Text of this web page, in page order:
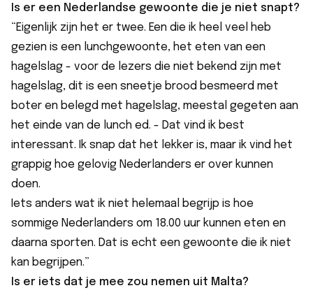
Is er een Nederlandse gewoonte die je niet snapt?
“Eigenlijk zijn het er twee. Een die ik heel veel heb
gezien is een lunchgewoonte, het eten van een
hagelslag - voor de lezers die niet bekend zijn met
hagelslag, dit is een sneetje brood besmeerd met
boter en belegd met hagelslag, meestal gegeten aan
het einde van de lunch ed. - Dat vind ik best
interessant. Ik snap dat het lekker is, maar ik vind het
grappig hoe gelovig Nederlanders er over kunnen
doen.
Iets anders wat ik niet helemaal begrijp is hoe
sommige Nederlanders om 18.00 uur kunnen eten en
daarna sporten. Dat is echt een gewoonte die ik niet
kan begrijpen.”
Is er iets dat je mee zou nemen uit Malta?